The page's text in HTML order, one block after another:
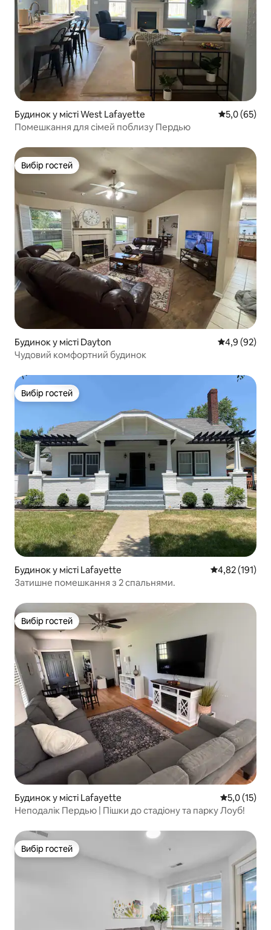
Будинок у місті West Lafayette Середня
5,0 (65)
Помешкання для сімей поблизу Пердью
Вибір гостей
Вибір гостей
Будинок у місті Dayton Середня
4,9 (92)
Чудовий комфортний будинок
Вибір гостей
Вибір гостей
Будинок у місті Lafayette Середня
4,82 (191)
Затишне помешкання з 2 спальнями.
Вибір гостей
Вибір гостей
Будинок у місті Lafayette Середня
5,0 (15)
Неподалік Пердью | Пішки до стадіону та парку Лоуб!
Вибір гостей
Вибір гостей